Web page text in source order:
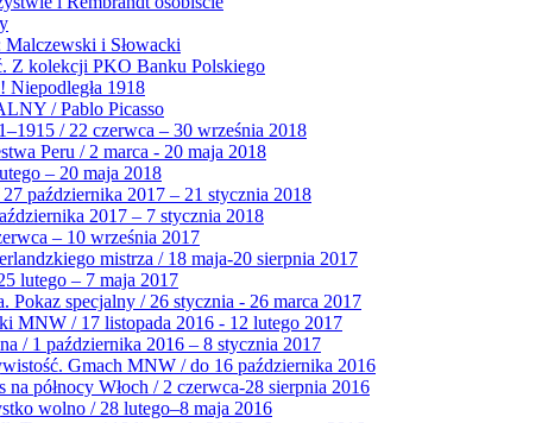
Malczewski i Słowacki
Z kolekcji PKO Banku Polskiego
Niepodległa 1918
/ Pablo Picasso
/ 22 czerwca – 30 września 2018
Peru / 2 marca - 20 maja 2018
– 20 maja 2018
października 2017 – 21 stycznia 2018
2017 – 7 stycznia 2018
– 10 września 2017
mistrza / 18 maja-20 sierpnia 2017
lutego – 7 maja 2017
Pokaz specjalny / 26 stycznia - 26 marca 2017
MNW / 17 listopada 2016 - 12 lutego 2017
/ 1 października 2016 – 8 stycznia 2017
Gmach MNW / do 16 października 2016
na północy Włoch / 2 czerwca-28 sierpnia 2016
wolno / 28 lutego–8 maja 2016